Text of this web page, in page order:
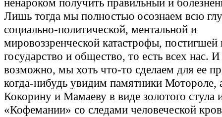
ненароком получить правильный и
Лишь тогда мы полностью осознаем всю
социально-политической, ментальной и
мировоззренческой катастрофы,
государство и общество, то есть всех нас. И
возможно, мы хоть что-то сделаем для ее
когда-нибудь увидим памятники Мотороле,
Кокорину и Мамаеву в виде золотого стула
«Кофемании» со следами человеческой